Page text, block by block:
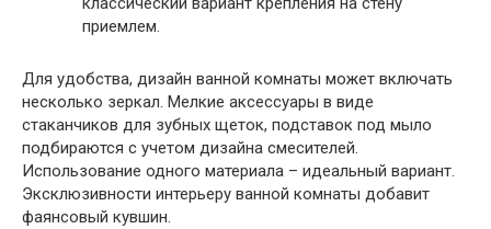
приемлем.
Для удобства, дизайн ванной комнаты может включать
несколько зеркал. Мелкие аксессуары в виде
стаканчиков для зубных щеток, подставок под мыло
подбираются с учетом дизайна смесителей.
Использование одного материала – идеальный вариант.
Эксклюзивности интерьеру ванной комнаты добавит
фаянсовый кувшин.